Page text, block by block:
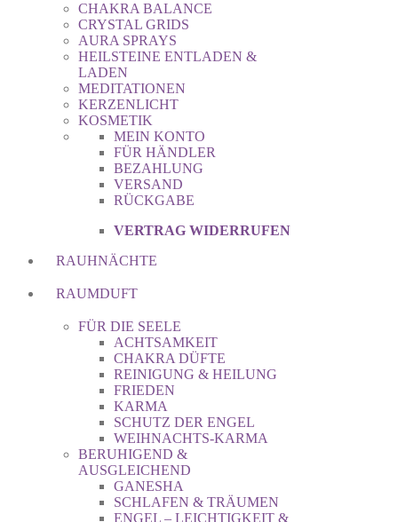
CHAKRA BALANCE
CRYSTAL GRIDS
AURA SPRAYS
HEILSTEINE ENTLADEN &
LADEN
MEDITATIONEN
KERZENLICHT
KOSMETIK
MEIN KONTO
FÜR HÄNDLER
BEZAHLUNG
VERSAND
RÜCKGABE
VERTRAG WIDERRUFEN
RAUHNÄCHTE
RAUMDUFT
FÜR DIE SEELE
ACHTSAMKEIT
CHAKRA DÜFTE
REINIGUNG & HEILUNG
FRIEDEN
KARMA
SCHUTZ DER ENGEL
WEIHNACHTS-KARMA
BERUHIGEND &
AUSGLEICHEND
GANESHA
SCHLAFEN & TRÄUMEN
ENGEL – LEICHTIGKEIT &